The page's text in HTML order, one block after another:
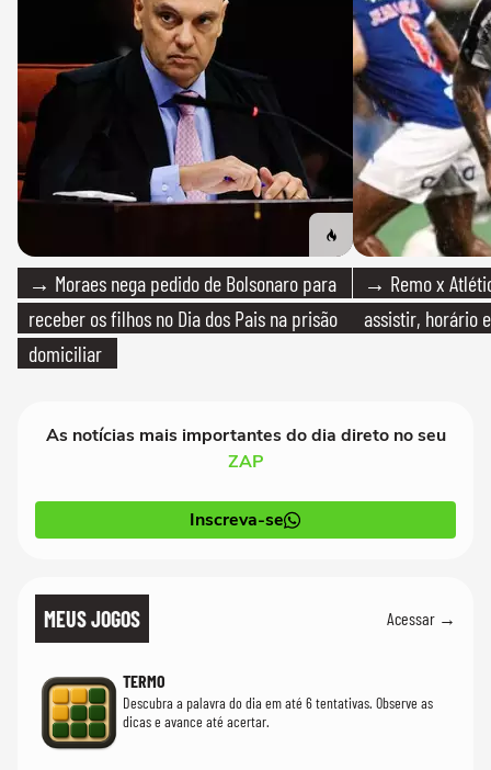
→ Moraes nega pedido de Bolsonaro para
receber os filhos no Dia dos Pais na prisão
domiciliar
→ Remo x
assistir, horário
As notícias mais importantes do dia direto no seu
ZAP
Inscreva-se
MEUS JOGOS Acessar →
TERMO
Descubra a palavra do dia em até 6 tentativas. Observe as
dicas e avance até acertar.